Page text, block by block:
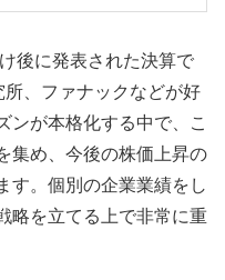
後に発表された決算で
、ファナックなどが好
ンが本格化する中で、こ
集め、今後の株価上昇の
す。個別の企業業績をし
略を立てる上で非常に重